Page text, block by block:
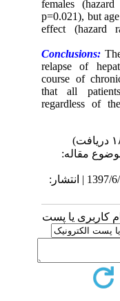
females
p=0.021), but
effect
Conclusions:
relapse of
course of
that all
regardless of
مقاله:
دریافت: 1396/1/28 | پذیرش: 1397/6/31 | انتشار:
کاربری یا پست